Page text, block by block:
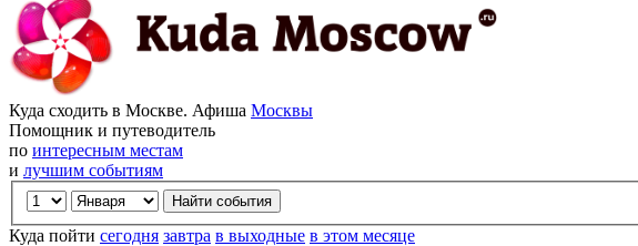
Куда сходить в Москве. Афиша Москвы
Помощник и путеводитель
по интересным местам
и лучшим событиям
Куда пойти сегодня завтра в выходные в этом месяце